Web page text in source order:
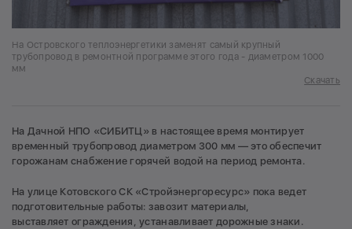
На Островского теплоэнергетики заменят самый крупный
трубопровод в ремонтной программе этого года - диаметром 1000
мм
Скачать
На Дачной НПО «СИБИТЦ» в настоящее время монтирует
временный трубопровод диаметром 300 мм — это обеспечит
горожанам снабжение горячей водой на период ремонта.
На улице Котовского СК «Стройэнергоресурс» пока ведет
подготовительные работы: завозит материалы,
выставляет ограждения, устанавливает дорожные знаки.